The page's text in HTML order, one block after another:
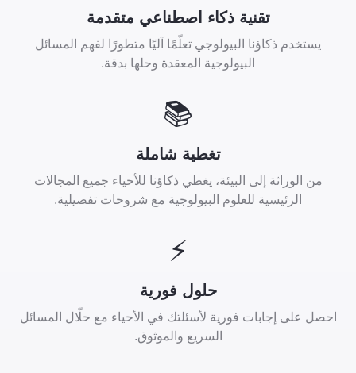
تقنية ذكاء اصطناعي متقدمة
يستخدم ذكاؤنا البيولوجي تعلّمًا آليًا متطورًا لفهم المسائل
البيولوجية المعقدة وحلها بدقة.
📚
تغطية شاملة
من الوراثة إلى البيئة، يغطي ذكاؤنا للأحياء جميع المجالات
الرئيسية للعلوم البيولوجية مع شروحات تفصيلية.
⚡
حلول فورية
احصل على إجابات فورية لأسئلتك في الأحياء مع حلّال المسائل
السريع والموثوق.